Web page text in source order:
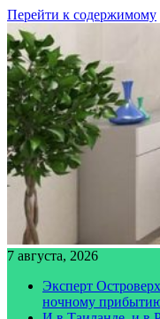
Перейти к содержимому
7 августа, 2026
Эксперт
ночному